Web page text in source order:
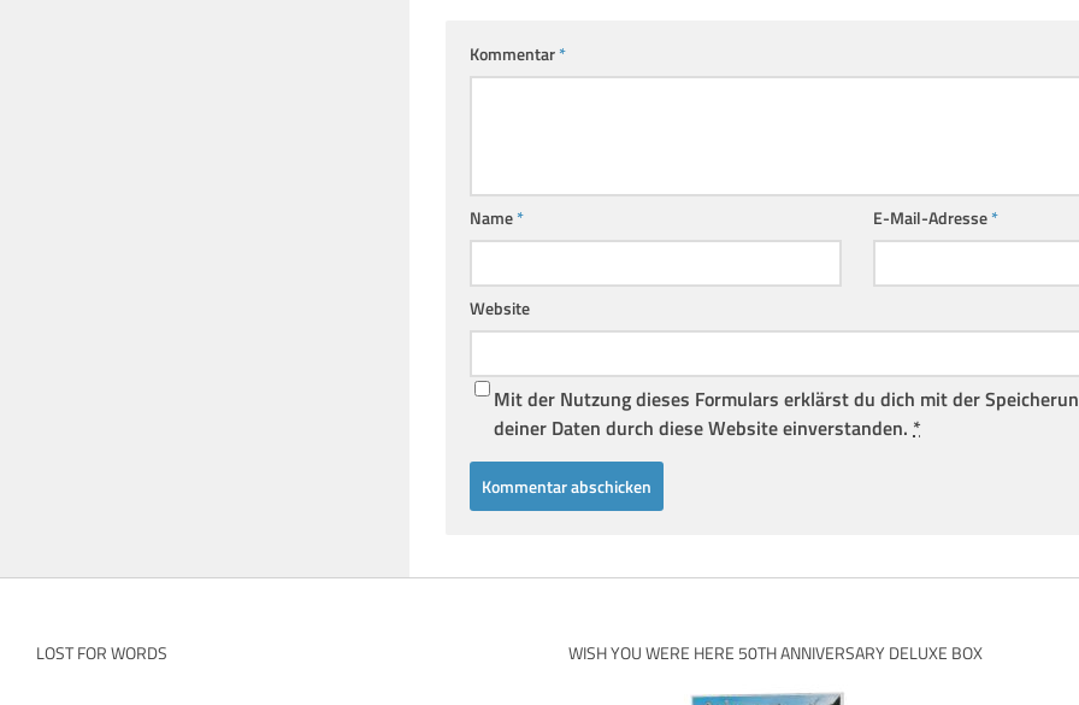
Kommentar*
Name* E-Mail-Adresse*
Website
Mit der Nutzung dieses Formulars erklärst du dich mit der
deiner Daten durch diese Website einverstanden. *
LOST FOR WORDS WISH YOU WERE HERE 50TH ANNIVERSARY DELUXE BOX